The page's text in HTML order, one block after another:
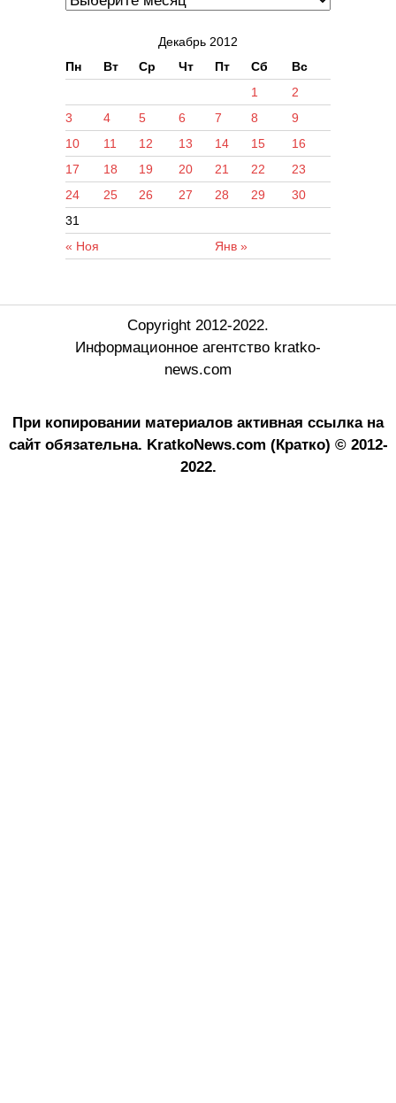
Декабрь 2012
Пн
Вт Ср Чт Пт Сб Вс
« Ноя Янв »
1
2
3
4 5 6 7 8
9
10
11 12 13 14 15
16
17
18 19 20 21 22
23
24
25 26 27 28 29
30
31
Copyright 2012-2022.
Информационное агентство kratko-
news.com
При копировании материалов активная ссылка на
сайт обязательна. KratkoNews.com (Кратко) © 2012-
2022.